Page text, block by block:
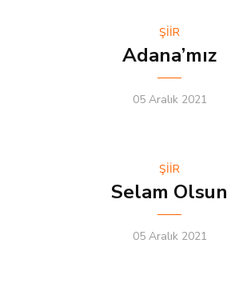
ŞİİR
Adana’mız
05 Aralık 2021
ŞİİR
Selam Olsun
05 Aralık 2021